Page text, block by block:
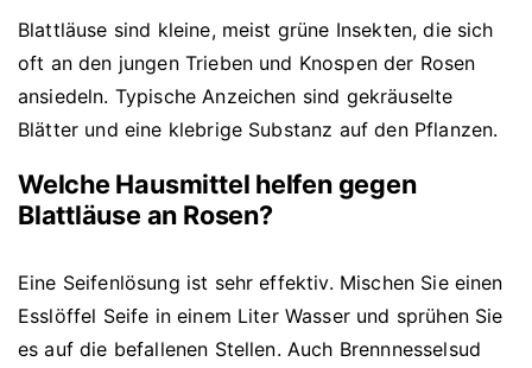
Blattläuse sind kleine, meist grüne Insekten, die sich
oft an den jungen Trieben und Knospen der Rosen
ansiedeln. Typische Anzeichen sind gekräuselte
Blätter und eine klebrige Substanz auf den Pflanzen.
Welche Hausmittel helfen gegen
Blattläuse an Rosen?
Eine Seifenlösung ist sehr effektiv. Mischen Sie einen
Esslöffel Seife in einem Liter Wasser und sprühen Sie
es auf die befallenen Stellen. Auch Brennnesselsud